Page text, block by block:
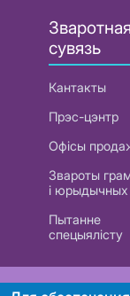
Зваротная
сувязь
Кантакты
Прэс-цэнтр
Офісы
Звароты
і юрыдычных
Пытанне
спецыялісту
РУП